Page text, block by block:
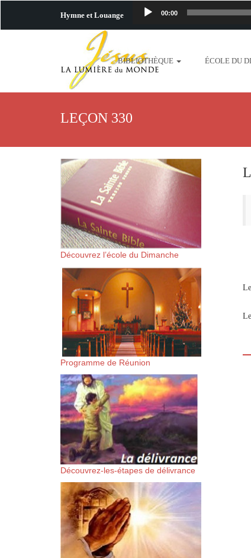
Hymne et Louange 00:00
plus-pres-de-toi.mp3
http://www.lafoiapostolique.org/
http://www.lafoiapostolique.org/
suis-sans-rien-a-
content/uploads/2018/
BIBLIOTHÈQUE ÉCOLE DU
LEÇON 330
Découvrez l’école du Dimanche
Programme de Réunion
Découvrez-les-étapes de délivrance